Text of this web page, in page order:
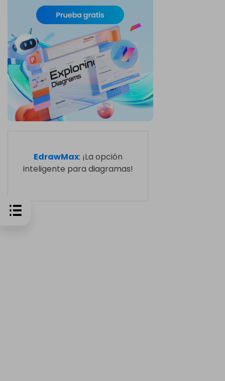
EdrawMax: ¡La opción
inteligente para diagramas!